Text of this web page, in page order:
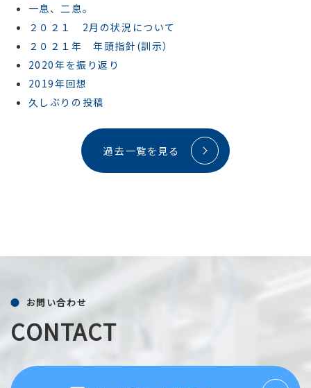
一息、二息。
２０２１ 2月の状況について
２０２１年 年頭指針(訓示）
2020年を振り返り
2019年回想
久しぶりの投稿
過去一覧を見る
CONTACT
お問い合わせ